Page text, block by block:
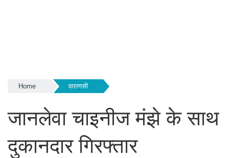
Home वाराणसी
जानलेवा चाइनीज मंझे के साथ
दुकानदार गिरफ्तार